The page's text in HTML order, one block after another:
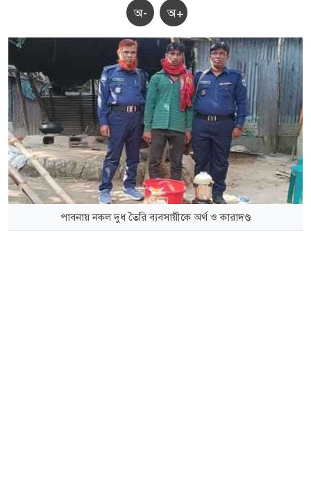
অ- অ+
পাবনায় নকল দুধ তৈরি ব্যবসায়ীকে অর্থ ও কারাদণ্ড